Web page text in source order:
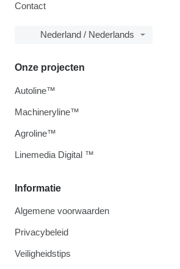
Contact
Nederland / Nederlands
Informatie
Algemene voorwaarden
Privacybeleid
Veiligheidstips
Onze projecten
Autoline™
Machineryline™
Agroline™
Linemedia Digital ™